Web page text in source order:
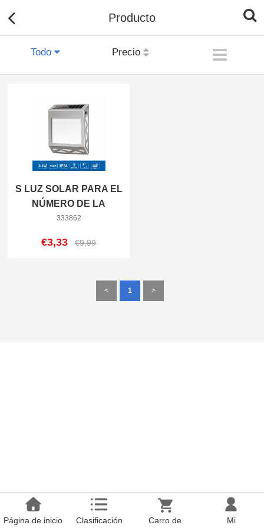
Producto
Todo Precio
S LUZ SOLAR PARA EL
NÚMERO DE LA
DIRECCIÓN
333862
€3,33 €9,99
< 1 >
Página de inicio Clasificación Carro de Mi